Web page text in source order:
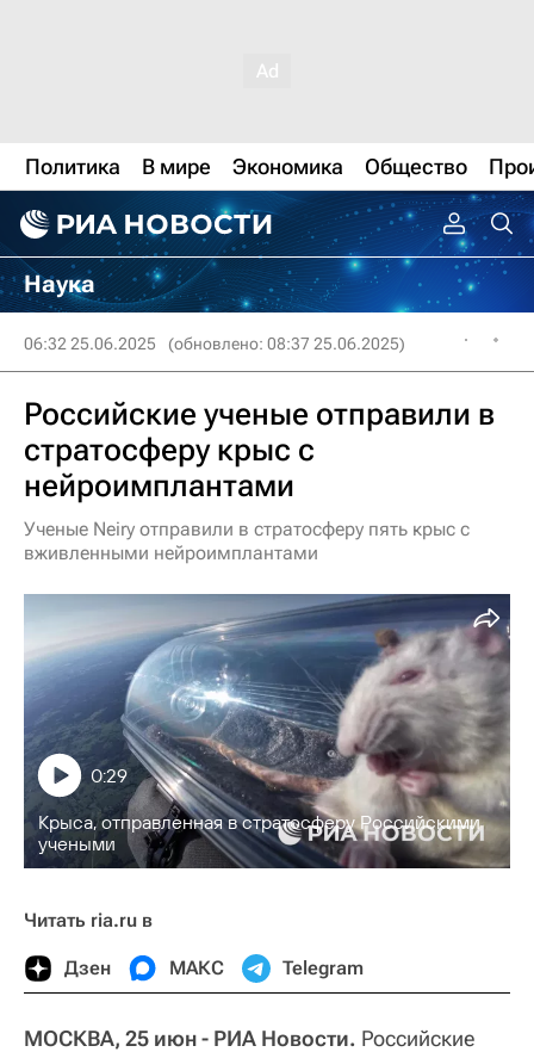
Политика В мире Экономика Общество
Наука
06:32 25.06.2025 (обновлено: 08:37 25.06.2025)
Российские ученые отправили в
стратосферу крыс с
нейроимплантами
Ученые Neiry отправили в стратосферу пять крыс с
вживленными нейроимплантами
Крыса, отправленная в стратосферу Российскими
учеными
0:29
Читать ria.ru в
Дзен МАКС Telegram
МОСКВА, 25 июн - РИА Новости. Российские